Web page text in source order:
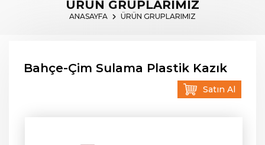
ÜRÜN GRUPLARIMIZ
ANASAYFA ÜRÜN GRUPLARIMIZ
Bahçe-Çim Sulama Plastik Kazık
Satın Al